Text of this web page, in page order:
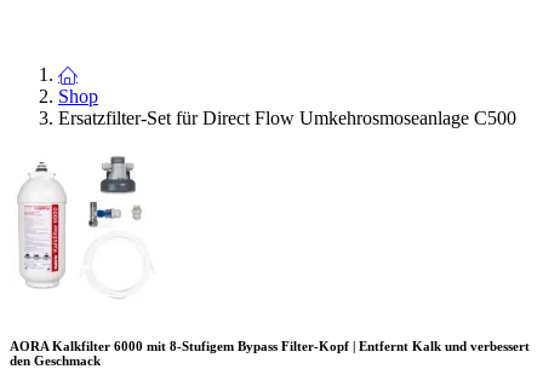
Shop
Ersatzfilter-Set für Direct Flow Umkehrosmoseanlage C500
AORA Kalkfilter 6000 mit 8-Stufigem Bypass Filter-Kopf | Entfernt Kalk und verbessert
den Geschmack